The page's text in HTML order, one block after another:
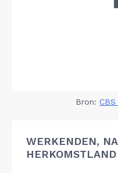
Bron:
WERKENDEN,
HERKOMSTLAND